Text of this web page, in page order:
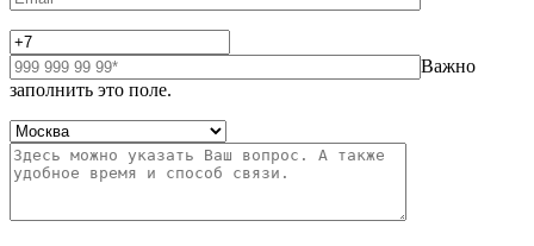
Важно
заполнить это поле.